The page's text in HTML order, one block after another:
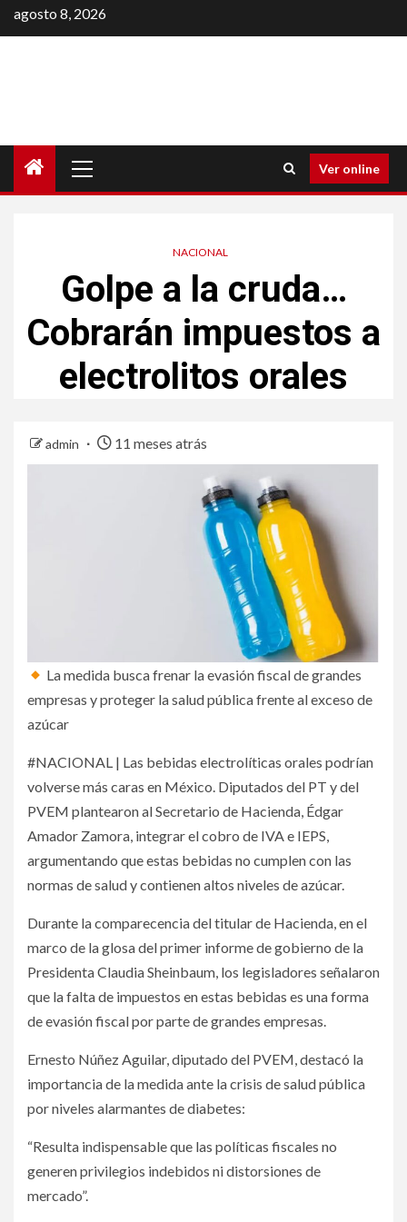
Saltar
al
agosto 8, 2026
principal
Ver online
NACIONAL
Golpe a la cruda…
Cobrarán impuestos a
electrolitos orales
admin 11 meses atrás
La medida busca frenar la evasión fiscal de grandes
empresas y proteger la salud pública frente al exceso de
azúcar
#NACIONAL | Las bebidas electrolíticas orales podrían
volverse más caras en México. Diputados del PT y del
PVEM plantearon al Secretario de Hacienda, Édgar
Amador Zamora, integrar el cobro de IVA e IEPS,
argumentando que estas bebidas no cumplen con las
normas de salud y contienen altos niveles de azúcar.
Durante la comparecencia del titular de Hacienda, en el
marco de la glosa del primer informe de gobierno de la
Presidenta Claudia Sheinbaum, los legisladores señalaron
que la falta de impuestos en estas bebidas es una forma
de evasión fiscal por parte de grandes empresas.
Ernesto Núñez Aguilar, diputado del PVEM, destacó la
importancia de la medida ante la crisis de salud pública
por niveles alarmantes de diabetes:
“Resulta indispensable que las políticas fiscales no
generen privilegios indebidos ni distorsiones de
mercado”.